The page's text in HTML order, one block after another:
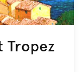
Tropez